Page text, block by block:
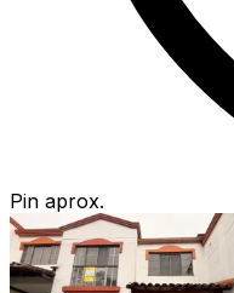
Pin aprox.